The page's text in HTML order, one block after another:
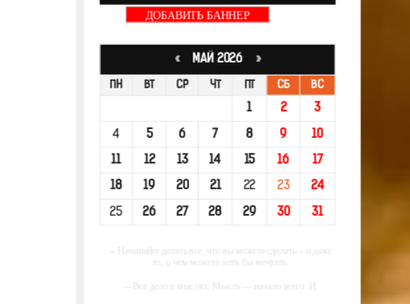
ДОБАВИТЬ БАННЕР
«МАЙ 2026 »
ПН ВТ СР ЧТ ПТ СБ ВС
1 2 3
4 5 6 7 8 9 10
11 12 13 14 15 16 17
18 19 20 21 22 23 24
25 26 27 28 29 30 31
-- Начинайте делать все, что вы можете сделать – и даже
то, о чем можете хотя бы мечтать.